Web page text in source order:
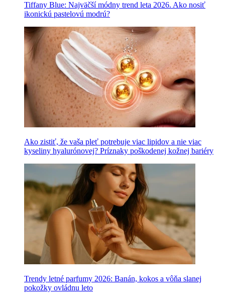
Tiffany Blue: Najväčší módny trend leta 2026. Ako nosiť
ikonickú pastelovú modrú?
Ako zistiť, že vaša pleť potrebuje viac lipidov a nie viac
kyseliny hyalurónovej? Príznaky poškodenej kožnej bariéry
Trendy letné parfumy 2026: Banán, kokos a vôňa slanej
pokožky ovládnu leto